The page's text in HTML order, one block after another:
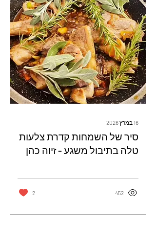
16 במרץ 2026
סיר של השמחות קדרת צלעות
טלה בתיבול משגע - זיוה כהן
452
2